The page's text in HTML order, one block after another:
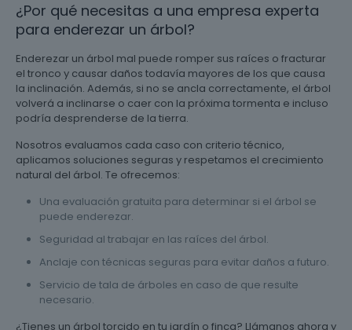
¿Por qué necesitas a una empresa experta
para enderezar un árbol?
Enderezar un árbol mal puede romper sus raíces o fracturar
el tronco y causar daños todavía mayores de los que causa
la inclinación. Además, si no se ancla correctamente, el árbol
volverá a inclinarse o caer con la próxima tormenta e incluso
podría desprenderse de la tierra.
Nosotros evaluamos cada caso con criterio técnico,
aplicamos soluciones seguras y respetamos el crecimiento
natural del árbol. Te ofrecemos:
Una evaluación gratuita para determinar si el árbol se
puede enderezar.
Seguridad al trabajar en las raíces del árbol.
Anclaje con técnicas seguras para evitar daños a futuro.
Servicio de tala de árboles en caso de que resulte
necesario.
¿Tienes un árbol torcido en tu jardín o finca? Llámanos ahora y